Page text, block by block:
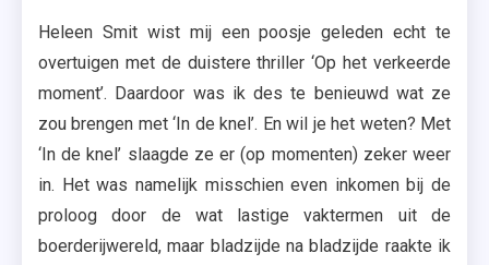
Heleen Smit wist mij een poosje geleden echt te
overtuigen met de duistere thriller ‘Op het verkeerde
moment’. Daardoor was ik des te benieuwd wat ze
zou brengen met ‘In de knel’. En wil je het weten? Met
‘In de knel’ slaagde ze er (op momenten) zeker weer
in. Het was namelijk misschien even inkomen bij de
proloog door de wat lastige vaktermen uit de
boerderijwereld, maar bladzijde na bladzijde raakte ik